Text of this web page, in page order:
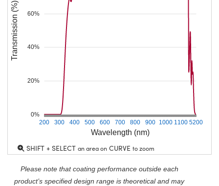
Wavelength (nm)
200 300 400 500 600 700 800 900 1000 1100 5200
0%
20%
40%
60%
Transmission (%)
SHIFT + SELECT an area on CURVE to zoom
Please note that coating performance outside each
product’s specified design range is theoretical and may